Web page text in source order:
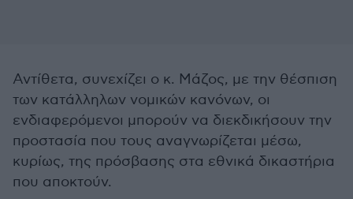
Αντίθετα, συνεχίζει ο κ. Μάζος, με την θέσπιση
των κατάλληλων νομικών κανόνων, οι
ενδιαφερόμενοι μπορούν να διεκδικήσουν την
προστασία που τους αναγνωρίζεται μέσω,
κυρίως, της πρόσβασης στα εθνικά δικαστήρια
που αποκτούν.